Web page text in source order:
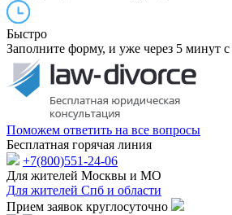
Быстро
Заполните форму, и уже через 5 минут
Поможем ответить на все вопросы
Бесплатная горячая линия
+7(800)551-24-06
Для жителей Москвы и МО
Для жителей Спб и области
Прием заявок круглосуточно